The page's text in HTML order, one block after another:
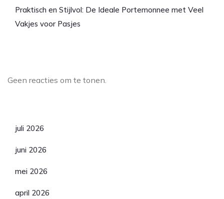
Praktisch en Stijlvol: De Ideale Portemonnee met Veel
Vakjes voor Pasjes
Geen reacties om te tonen.
juli 2026
juni 2026
mei 2026
april 2026